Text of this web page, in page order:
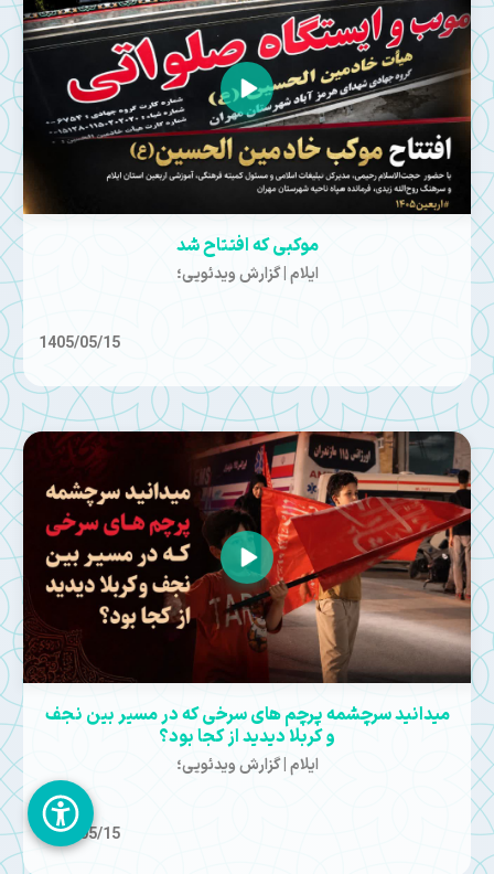
موکبی که افتتاح شد
ایلام | گزارش ویدئویی؛
1405/05/15
میدانید سرچشمه پرچم های سرخی که در مسیر بین نجف
و کربلا دیدید از کجا بود؟
ایلام | گزارش ویدئویی؛
1405/05/15